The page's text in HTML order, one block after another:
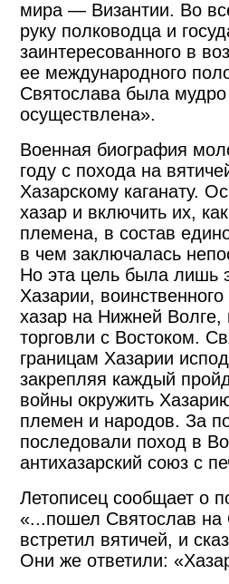
мира — Византии. Во
руку полководца и
заинтересованного в
ее международного
Святослава была
осуществлена».
Военная биография
году с похода на
Хазарскому каганату.
хазар и включить их,
племена, в состав
в чем заключалась
Но эта цель была лишь
Хазарии,
хазар на Нижней Волге,
торговли с Востоком.
границам Хазарии
закрепляя каждый
войны окружить
племен и народов. За
последовали поход в
антихазарский союз с
Летописец сообщает о
«...пошел Святослав на
встретил вятичей, и
Они же ответили: